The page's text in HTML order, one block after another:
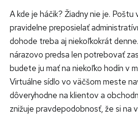
A kde je háčik? Žiadny nie je. Poštu
pravidelne preposielať
dohode treba aj niekoľkokrát
nárazovo predsa len potrebovať
budete ju mať na niekoľko hodín v
Virtuálne sídlo vo väčšom meste
dôveryhodne na klientov a
znižuje pravdepodobnosť, že si na